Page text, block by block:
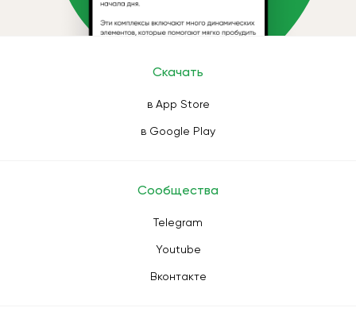
Скачать
в App Store
в Google Play
Сообщества
Telegram
Youtube
Вконтакте